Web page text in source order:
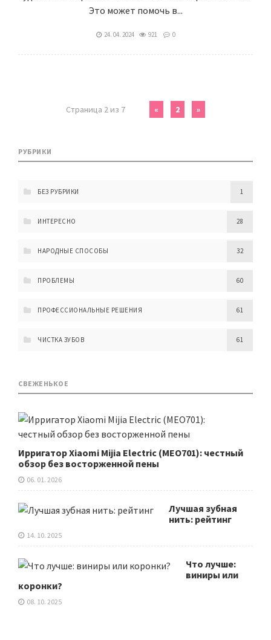
Это может помочь в...
24. 04. 2024 921 0
Страница 2 из 7 « 2 »
РУБРИКИ
БЕЗ РУБРИКИ 1
ИНТЕРЕСНО 28
НАРОДНЫЕ СПОСОБЫ 32
ПРОБЛЕМЫ 60
ПРОФЕССИОНАЛЬНЫЕ РЕШЕНИЯ 61
ЧИСТКА ЗУБОВ 61
СВЕЖЕНЬКОЕ
Ирригатор Xiaomi Mijia Electric (MEO701): честный
обзор без восторженной пены
06. 01. 2026
Лучшая зубная
нить: рейтинг
14. 10. 2025
Что лучше:
виниры или
коронки?
08. 10. 2025